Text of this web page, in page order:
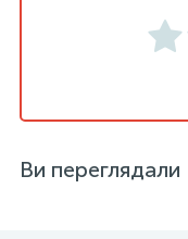
Ви переглядали